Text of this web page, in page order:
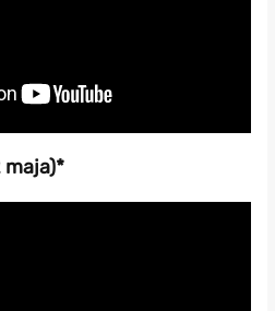
maja)*